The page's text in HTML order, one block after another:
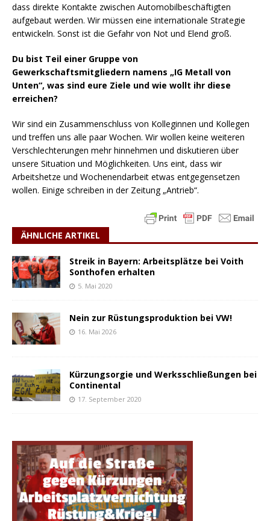
dass direkte Kontakte zwischen Automobilbeschäftigten
aufgebaut werden. Wir müssen eine internationale Strategie
entwickeln. Sonst ist die Gefahr von Not und Elend groß.
Du bist Teil einer Gruppe von
Gewerkschaftsmitgliedern namens „IG Metall von
Unten“, was sind eure Ziele und wie wollt ihr diese
erreichen?
Wir sind ein Zusammenschluss von Kolleginnen und Kollegen
und treffen uns alle paar Wochen. Wir wollen keine weiteren
Verschlechterungen mehr hinnehmen und diskutieren über
unsere Situation und Möglichkeiten. Uns eint, dass wir
Arbeitshetze und Wochenendarbeit etwas entgegensetzen
wollen. Einige schreiben in der Zeitung „Antrieb“.
ÄHNLICHE ARTIKEL
Streik in Bayern: Arbeitsplätze bei Voith
Sonthofen erhalten
5. Mai 2020
Nein zur Rüstungsproduktion bei VW!
16. Mai 2026
Kürzungsorgie und Werksschließungen bei
Continental
17. September 2020